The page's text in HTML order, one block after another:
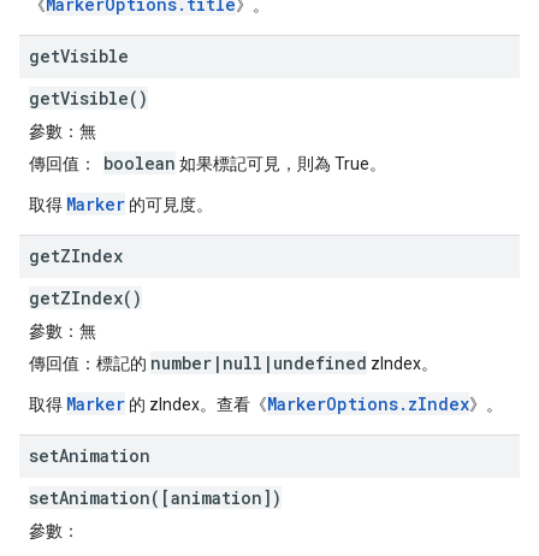
《 》。
getVisible
getVisible()
參數： 無
傳回值：
boolean 如果標記可見，則為 True。
取得 Marker 的可見度。
getZIndex
getZIndex()
參數： 無
傳回值： 標記的 number|null|undefined zIndex。
取得 Marker 的 zIndex。查看《MarkerOptions.zIndex》。
setAnimation
setAnimation([animation])
參數：